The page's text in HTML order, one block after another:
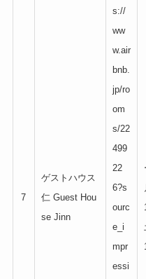
7
ゲストハウス
仁 Guest Hou
se Jinn
s://
ww
w.air
bnb.
jp/ro
om
s/22
499
22
6?s
ourc
e_i
mpr
essi